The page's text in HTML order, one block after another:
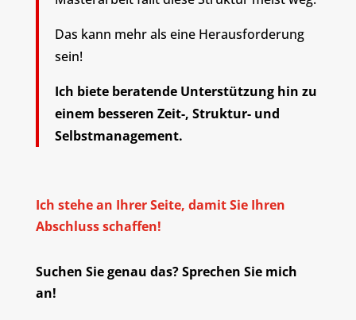
Das kann mehr als eine Herausforderung
sein!
Ich biete beratende Unterstützung hin zu
einem besseren Zeit-, Struktur- und
Selbstmanagement.
Ich stehe an Ihrer Seite, damit Sie Ihren
Abschluss schaffen!
Suchen Sie genau das? Sprechen Sie mich
an!